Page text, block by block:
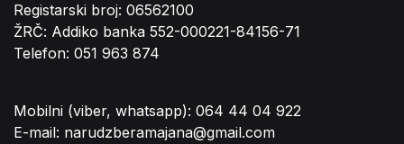
Registarski broj: 06562100
ŽRČ: Addiko banka 552-000221-84156-71
Telefon: 051 963 874
Mobilni (viber, whatsapp): 064 44 04 922
E-mail: narudzberamajana@gmail.com